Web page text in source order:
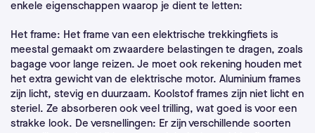
enkele eigenschappen waarop je dient te letten:
Het frame: Het frame van een elektrische trekkingfiets is
meestal gemaakt om zwaardere belastingen te dragen, zoals
bagage voor lange reizen. Je moet ook rekening houden met
het extra gewicht van de elektrische motor. Aluminium frames
zijn licht, stevig en duurzaam. Koolstof frames zijn niet licht en
steriel. Ze absorberen ook veel trilling, wat goed is voor een
strakke look. De versnellingen: Er zijn verschillende soorten